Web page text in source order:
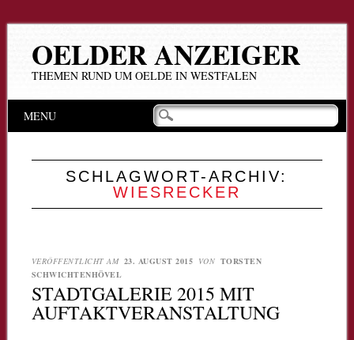
OELDER ANZEIGER
THEMEN RUND UM OELDE IN WESTFALEN
Hauptmenü
Inhalt
MENU
SCHLAGWORT-ARCHIV:
WIESRECKER
VERÖFFENTLICHT AM 23. AUGUST 2015 VON TORSTEN
SCHWICHTENHÖVEL
STADTGALERIE 2015 MIT
AUFTAKTVERANSTALTUNG